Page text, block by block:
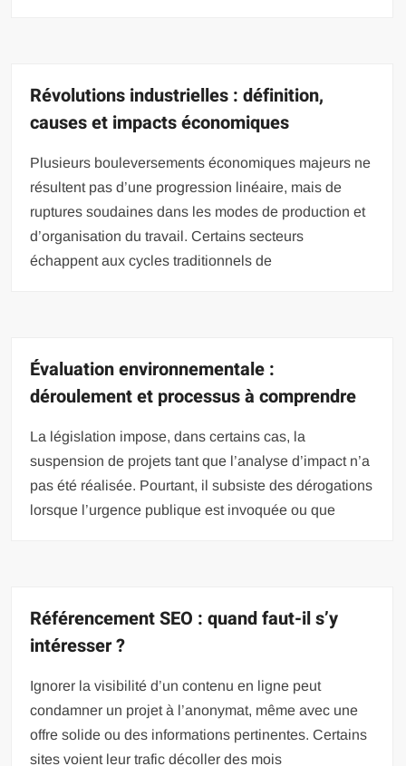
Révolutions industrielles : définition,
causes et impacts économiques
Plusieurs bouleversements économiques majeurs ne
résultent pas d’une progression linéaire, mais de
ruptures soudaines dans les modes de production et
d’organisation du travail. Certains secteurs
échappent aux cycles traditionnels de
Évaluation environnementale :
déroulement et processus à comprendre
La législation impose, dans certains cas, la
suspension de projets tant que l’analyse d’impact n’a
pas été réalisée. Pourtant, il subsiste des dérogations
lorsque l’urgence publique est invoquée ou que
Référencement SEO : quand faut-il s’y
intéresser ?
Ignorer la visibilité d’un contenu en ligne peut
condamner un projet à l’anonymat, même avec une
offre solide ou des informations pertinentes. Certains
sites voient leur trafic décoller des mois